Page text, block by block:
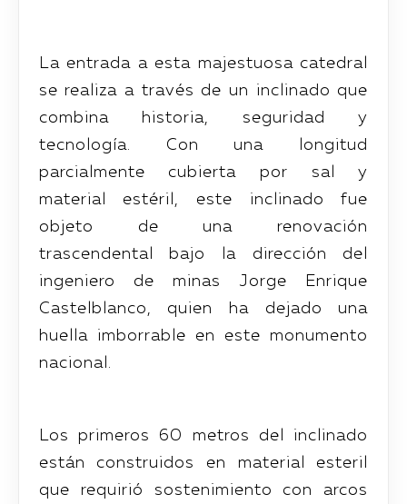
La entrada a esta majestuosa catedral
se realiza a través de un inclinado que
combina historia, seguridad y
tecnología. Con una longitud
parcialmente cubierta por sal y
material estéril, este inclinado fue
objeto de una renovación
trascendental bajo la dirección del
ingeniero de minas Jorge Enrique
Castelblanco, quien ha dejado una
huella imborrable en este monumento
nacional.
Los primeros 60 metros del inclinado
están construidos en material esteril
que requirió sostenimiento con arcos